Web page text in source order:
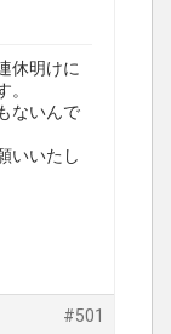
休明けに
ないんで
いいたし
#501